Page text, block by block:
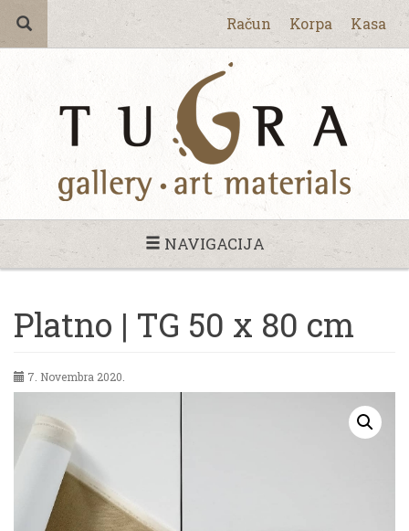
Račun Korpa Kasa
NAVIGACIJA
Platno | TG 50 x 80 cm
7. Novembra 2020.